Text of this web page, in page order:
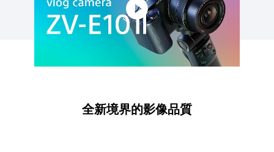
全新境界的影像品質